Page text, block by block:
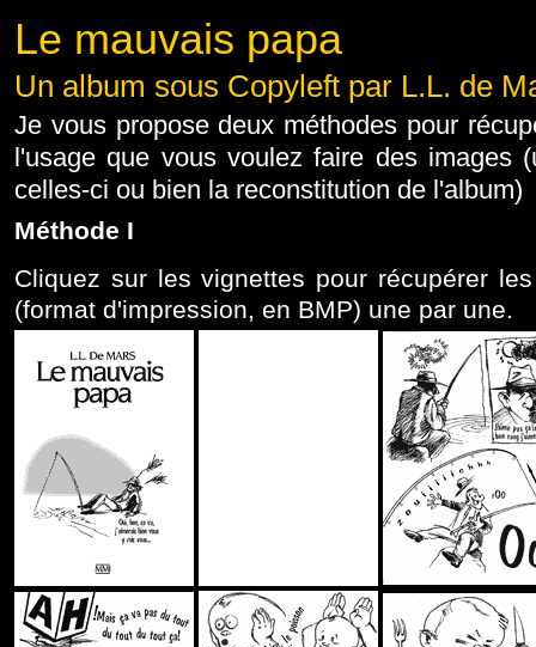
Le mauvais papa
Un album sous Copyleft par L.L. de
Je vous propose deux méthodes pour
l'usage que vous voulez faire des images
celles-ci ou bien la reconstitution de l'album)
Méthode I
Cliquez sur les vignettes pour récupérer
(format d'impression, en BMP) une par une.